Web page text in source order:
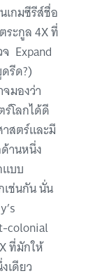
เกมซีรีส์ชื่อ
ระกูล 4X ที่
Expand
รีด?)
มองว่า
ร์โลกได้ดี
าสตร์และมี
านหนึ่ง
แบบ
ช่นกัน นั่น
colonial
ที่มักให้
เดียว